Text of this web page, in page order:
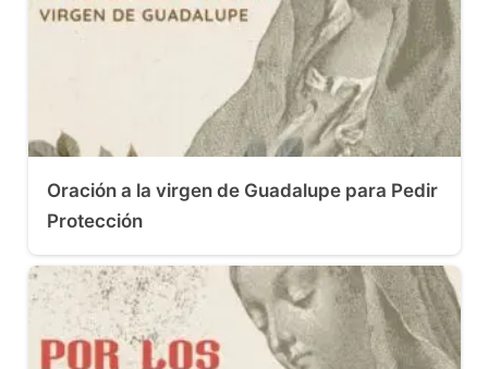
Oración a la virgen de Guadalupe para Pedir
Protección